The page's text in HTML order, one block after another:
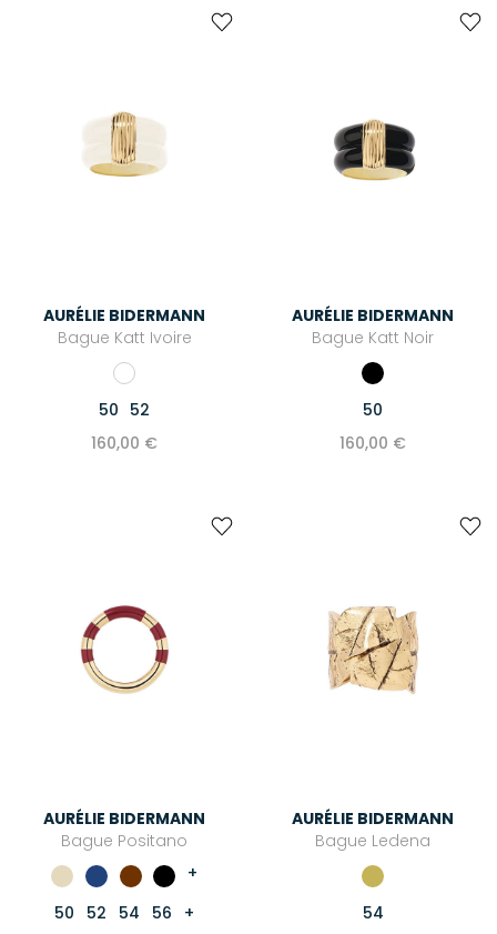
AURÉLIE BIDERMANN
Bague Katt Ivoire
50 52
160,00 €
AURÉLIE BIDERMANN
Bague Katt Noir
50
160,00 €
AURÉLIE BIDERMANN
Bague Positano
+
50
52 54 56
+
AURÉLIE BIDERMANN
Bague Ledena
54